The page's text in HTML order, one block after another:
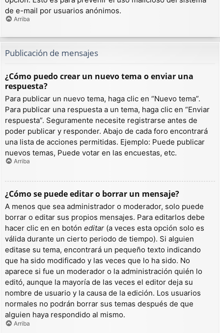
de e-mail por usuarios anónimos.
Arriba
Publicación de mensajes
¿Cómo puedo crear un nuevo tema o enviar una
respuesta?
Para publicar un nuevo tema, haga clic en “Nuevo tema”.
Para publicar una respuesta a un tema, haga clic en “Enviar
respuesta”. Seguramente necesite registrarse antes de
poder publicar y responder. Abajo de cada foro encontrará
una lista de acciones permitidas. Ejemplo: Puede publicar
nuevos temas, Puede votar en las encuestas, etc.
Arriba
¿Cómo se puede editar o borrar un mensaje?
A menos que sea administrador o moderador, solo puede
borrar o editar sus propios mensajes. Para editarlos debe
hacer clic en en botón editar (a veces esta opción solo es
válida durante un cierto periodo de tiempo). Si alguien
editase su tema, encontrará un pequeño texto indicando
que ha sido modificado y las veces que lo ha sido. No
aparece si fue un moderador o la administración quién lo
editó, aunque la mayoría de las veces el editor deja su
nombre de usuario y la causa de la edición. Los usuarios
normales no podrán borrar sus temas después de que
alguien haya respondido al mismo.
Arriba